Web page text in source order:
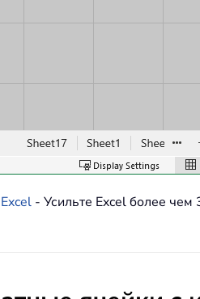
- Усильте Excel более